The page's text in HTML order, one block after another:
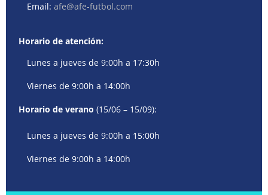
Email:afe@afe-futbol.com
Horario de atención:
Lunes a jueves de 9:00h a 17:30h
Viernes de 9:00h a 14:00h
Horario de verano (15/06 – 15/09):
Lunes a jueves de 9:00h a 15:00h
Viernes de 9:00h a 14:00h